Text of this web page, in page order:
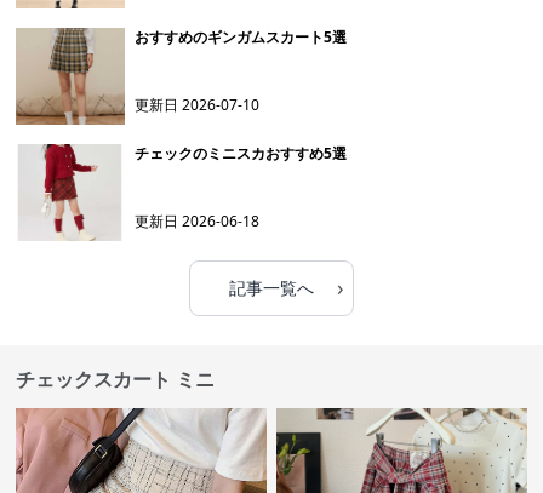
おすすめのギンガムスカート5選
更新日2026-07-10
チェックのミニスカおすすめ5選
更新日2026-06-18
記事一覧へ ›
チェックスカート ミニ